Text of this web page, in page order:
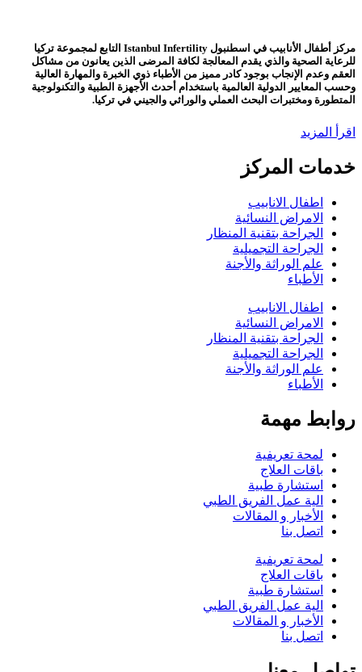
مركز أطفال الأنابيب في اسطنبول Istanbul Infertility التابع لمجموعة تركيا
للرعاية الصحية والذي يقدم المعالجة لكافة المرضى الذين يعانون من مشاكل
العقم وعدم الإنجاب بوجود كادر مميز من الأطباء ذوي الخبرة والمهارة العالية
وحسب المعايير الدولية العالمية باستخدام أحدث الأجهزة الطبية والتكنولوجية
المتطورة ومختبرات البحث العملي والوراثي والجيني في تركيا.
اقرأ المزيد
خدمات المركز
اطفال الانابيب
الامراض النسائية
الجراحة بتقنية المنظار
الجراحة التجميلية
علم الوراثة والأجنة
الأطباء
اطفال الانابيب
الامراض النسائية
الجراحة بتقنية المنظار
الجراحة التجميلية
علم الوراثة والأجنة
الأطباء
روابط مهمة
لمحة تعريفية
باقات العلاج
استشارة طبية
الية عمل الفريق الطبي
الأخبار و المقالات
اتصل بنا
لمحة تعريفية
باقات العلاج
استشارة طبية
الية عمل الفريق الطبي
الأخبار و المقالات
اتصل بنا